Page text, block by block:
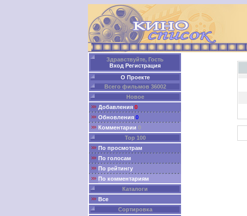
Здравствуйте, Гость
Вход Регистрация
О Проекте
Всего фильмов 36002
Новое
Добавления 0
Обновления 0
Комментарии 0
Top 100
По просмотрам
По голосам
По рейтингу
По комментариям
Каталоги
Все
Сортировка